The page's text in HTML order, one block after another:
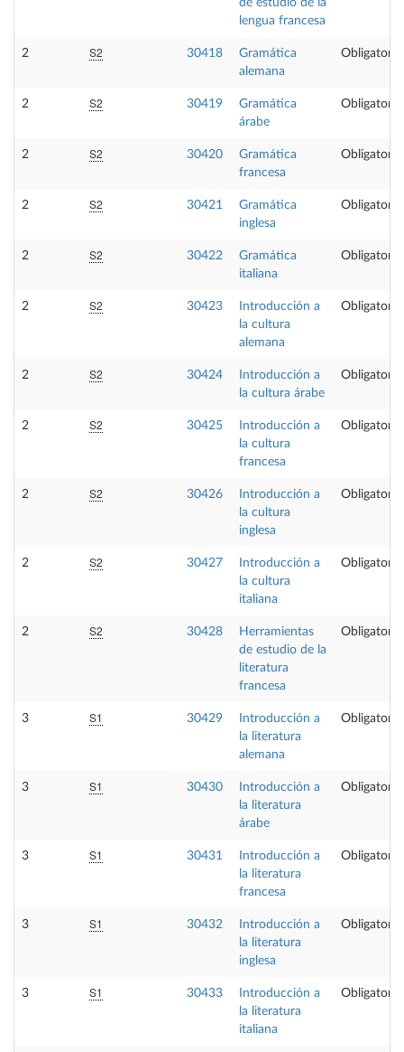
de estudio de la
lengua francesa
2 S2 30418
Gramática
alemana
Obligatoria
2 S2 30419
Gramática
árabe
Obligatoria
2 S2 30420
Gramática
francesa
Obligatoria
2 S2 30421
Gramática
inglesa
Obligatoria
2 S2 30422
Gramática
italiana
Obligatoria
2 S2 30423
Introducción a
la cultura
alemana
Obligatoria
2 S2 30424
Introducción a
la cultura árabe
Obligatoria
2 S2 30425
Introducción a
la cultura
francesa
Obligatoria
2 S2 30426
Introducción a
la cultura
inglesa
Obligatoria
2 S2 30427
Introducción a
la cultura
italiana
Obligatoria
2 S2 30428
Herramientas
de estudio de la
literatura
francesa
Obligatoria
3 S1 30429
Introducción a
la literatura
alemana
Obligatoria
3 S1 30430
Introducción a
la literatura
árabe
Obligatoria
3 S1 30431
Introducción a
la literatura
francesa
Obligatoria
3 S1 30432
Introducción a
la literatura
inglesa
Obligatoria
3 S1 30433
Introducción a
la literatura
italiana
Obligatoria